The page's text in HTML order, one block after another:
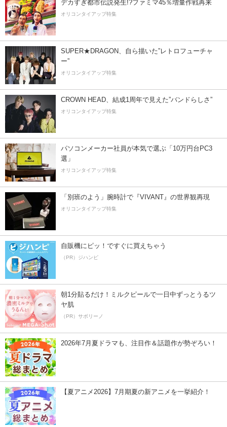
デカすぎ都市伝説発生!?ファミマ45％増量作戦再来
オリコンタイアップ特集
SUPER★DRAGON、自ら描いた”レトロフューチャ
ー”
オリコンタイアップ特集
CROWN HEAD、結成1周年で見えた”バンドらしさ”
オリコンタイアップ特集
パソコンメーカー社員が本気で選ぶ「10万円台PC3
選」
オリコンタイアップ特集
「別班のよう」腕時計で『VIVANT』の世界観再現
オリコンタイアップ特集
自販機にピッ！ですぐに買えちゃう
（PR）ジハンピ
朝1分貼るだけ！ミルクピールで一日中ずっとうるツ
ヤ肌
（PR）サボリーノ
2026年7月夏ドラマも、注目作＆話題作が勢ぞろい！
【夏アニメ2026】7月期夏の新アニメを一挙紹介！